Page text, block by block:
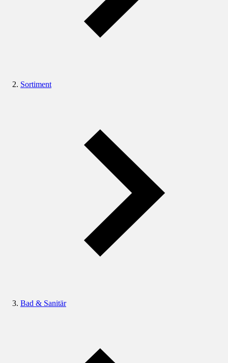
Sortiment
Bad & Sanitär